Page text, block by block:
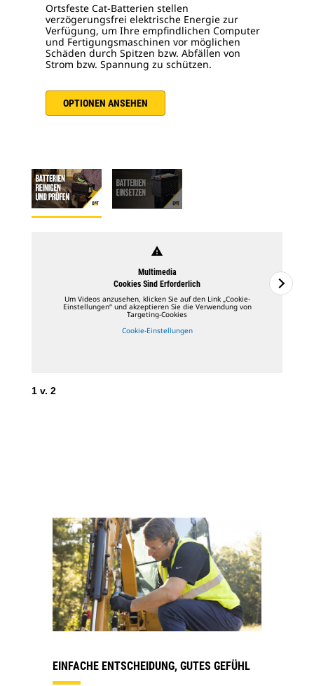
Ortsfeste Cat-Batterien stellen
verzögerungsfrei elektrische Energie zur
Verfügung, um Ihre empfindlichen Computer
und Fertigungsmaschinen vor möglichen
Schäden durch Spitzen bzw. Abfällen von
Strom bzw. Spannung zu schützen.
OPTIONEN ANSEHEN
warning
Multimedia
Cookies Sind Erforderlich
Um Videos anzusehen, klicken Sie auf den Link „Cookie-
Einstellungen“ und akzeptieren Sie die Verwendung von
Targeting-Cookies
Cookie-Einstellungen
1 v. 2
EINFACHE ENTSCHEIDUNG, GUTES GEFÜHL